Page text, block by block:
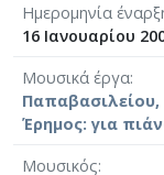
Ημερομηνία
16 Ιανουαρίου
Μουσικά έργα
Έρημος: για
Μουσικός